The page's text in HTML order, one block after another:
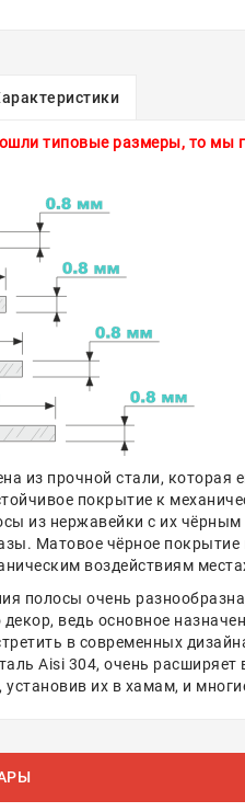
типовые размеры, то мы
из прочной стали, которая
покрытие к
из нержавейки с их
Матовое чёрное покрытие
воздействиям
полосы очень
ведь основное
в современных
Aisi 304, очень расширяет
их в хамам, и